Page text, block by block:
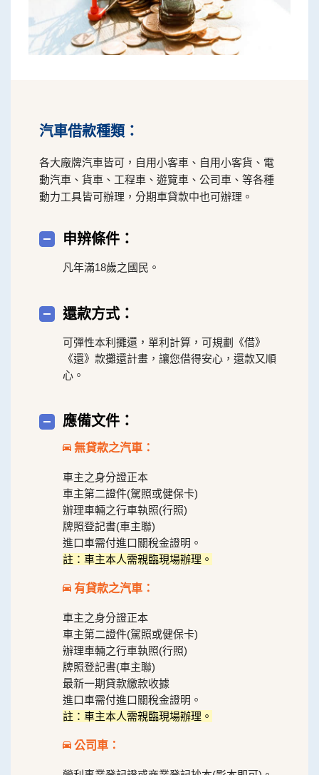
汽車借款種類：
各大廠牌汽車皆可，自用小客車、自用小客貨、電
動汽車、貨車、工程車、遊覽車、公司車、等各種
動力工具皆可辦理，分期車貸款中也可辦理。
申辨條件：
凡年滿18歲之國民。
還款方式：
可彈性本利攤還，單利計算，可規劃《借》
《還》款攤還計畫，讓您借得安心，還款又順
心。
應備文件：
無貸款之汽車：
車主之身分證正本
車主第二證件(駕照或健保卡)
辦理車輛之行車執照(行照)
牌照登記書(車主聯)
進口車需付進口關稅金證明。
註：車主本人需親臨現場辦理。
有貸款之汽車：
車主之身分證正本
車主第二證件(駕照或健保卡)
辦理車輛之行車執照(行照)
牌照登記書(車主聯)
最新一期貸款繳款收據
進口車需付進口關稅金證明。
註：車主本人需親臨現場辦理。
公司車：